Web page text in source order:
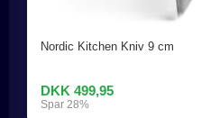
Nordic Kitchen Kniv 9 cm
DKK 499,95
Spar 28%